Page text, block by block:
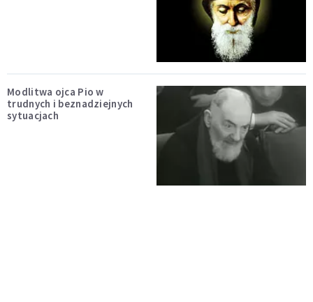
Modlitwa ojca Pio w
trudnych i beznadziejnych
sytuacjach